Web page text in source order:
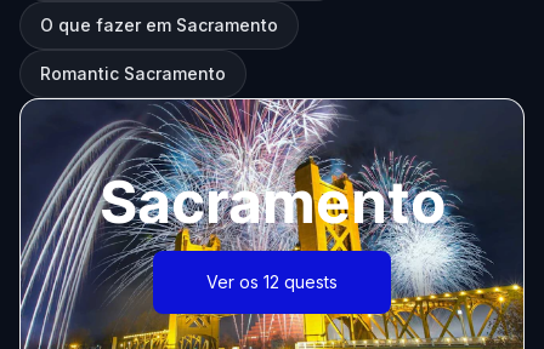
O que fazer em Sacramento
Romantic Sacramento
Sacramento
Ver os 12 quests